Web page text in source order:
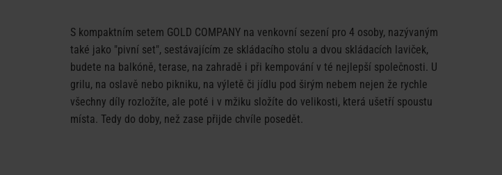
S kompaktním setem GOLD COMPANY na venkovní sezení pro 4 osoby, nazývaným
také jako "pivní set", sestávajícím ze skládacího stolu a dvou skládacích laviček,
budete na balkóně, terase, na zahradě i při kempování v té nejlepší společnosti. U
grilu, na oslavě nebo pikniku, na výletě či jídlu pod širým nebem nejen že rychle
všechny díly rozložíte, ale poté i v mžiku složíte do velikosti, která ušetří spoustu
místa. Tedy do doby, než zase přijde chvíle posedět.